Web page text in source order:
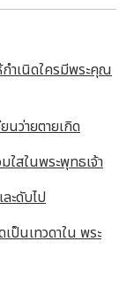
ำเนิดใครมีพระคุณ
ว่ายตายเกิด
ใสในพระพุทธเจ้า
ะดับไป
ป็นเทวดาใน พระ